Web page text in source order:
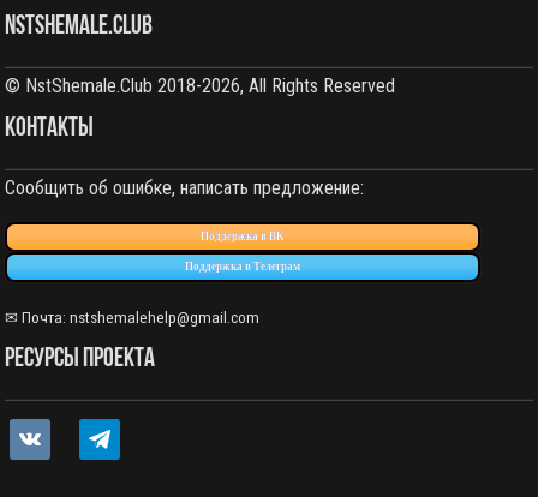
NstShemale.Club
© NstShemale.Club 2018-2026, All Rights Reserved
КОНТАКТЫ
Сообщить об ошибке, написать предложение:
Поддержка в ВК
Поддержка в Телеграм
✉ Почта: nstshemalehelp@gmail.com
РЕСУРСЫ ПРОЕКТА
vkontakte telegram